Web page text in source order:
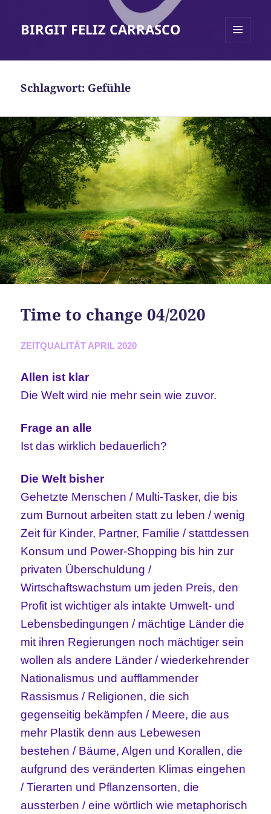
BIRGIT FELIZ CARRASCO
Schlagwort: Gefühle
Time to change 04/2020
ZEITQUALITÄT APRIL 2020
Allen ist klar
Die Welt wird nie mehr sein wie zuvor.
Frage an alle
Ist das wirklich bedauerlich?
Die Welt bisher
Gehetzte Menschen / Multi-Tasker, die bis
zum Burnout arbeiten statt zu leben / wenig
Zeit für Kinder, Partner, Familie / stattdessen
Konsum und Power-Shopping bis hin zur
privaten Überschuldung /
Wirtschaftswachstum um jeden Preis, den
Profit ist wichtiger als intakte Umwelt- und
Lebensbedingungen / mächtige Länder die
mit ihren Regierungen noch mächtiger sein
wollen als andere Länder / wiederkehrender
Nationalismus und aufflammender
Rassismus / Religionen, die sich
gegenseitig bekämpfen / Meere, die aus
mehr Plastik denn aus Lebewesen
bestehen / Bäume, Algen und Korallen, die
aufgrund des veränderten Klimas eingehen
/ Tierarten und Pflanzensorten, die
aussterben / eine wörtlich wie metaphorisch